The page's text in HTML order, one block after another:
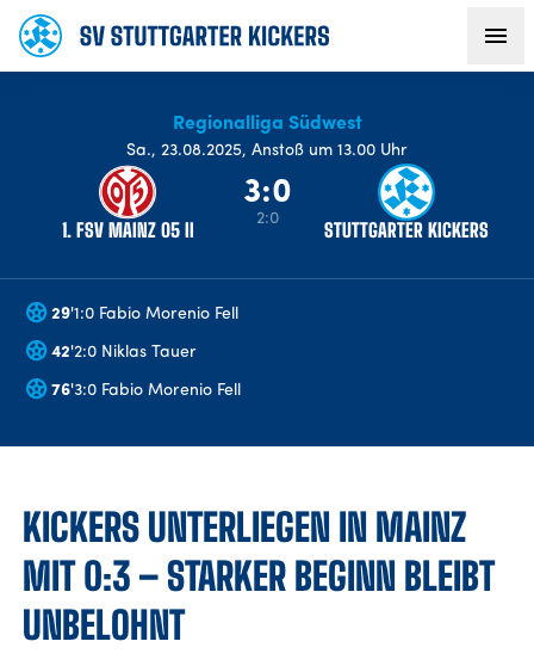
AKTUELLES
VEREIN
FANS
BUSINESS
FANSHOP
Regionalliga Südwest
Sa., 23.08.2025, Anstoß um 13.00 Uhr
1. FSV MAINZ 05 II
3:0
2:0 STUTTGARTER KICKERS
29'1:0 Fabio Morenio Fell
42'2:0 Niklas Tauer
76'3:0 Fabio Morenio Fell
KICKERS UNTERLIEGEN IN MAINZ
MIT 0:3 – STARKER BEGINN BLEIBT
UNBELOHNT